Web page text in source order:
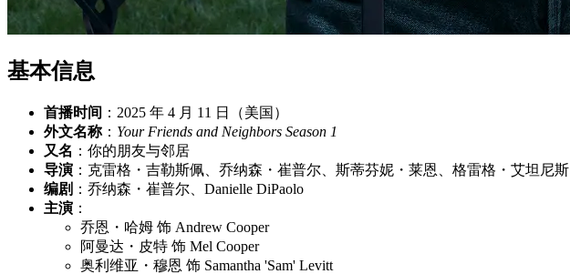
基本信息
首播时间 ：2025 年 4 月 11 日（美国）
外文名称： Your Friends and Neighbors Season 1
又名 ：你的朋友与邻居
导演 ：克雷格・吉勒斯佩、乔纳森・崔普尔、斯蒂芬妮・莱恩、格雷格・艾坦尼斯
编剧 ：乔纳森・崔普尔、Danielle DiPaolo
主演 ：
乔恩・哈姆 饰 Andrew Cooper
阿曼达・皮特 饰 Mel Cooper
奥利维亚・穆恩 饰 Samantha 'Sam' Levitt